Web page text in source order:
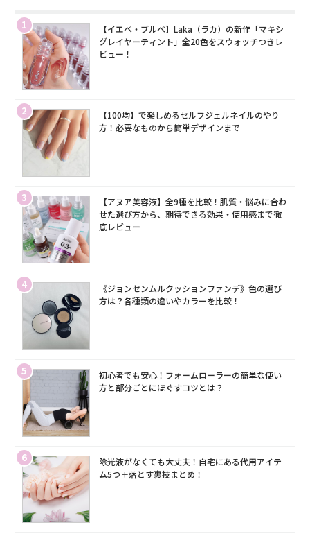
1
【イエベ・ブルベ】Laka（ラカ）の新作「マキシ
グレイヤーティント」全20色をスウォッチつきレ
ビュー！
2
【100均】で楽しめるセルフジェルネイルのやり
方！必要なものから簡単デザインまで
3
【アヌア美容液】全9種を比較！肌質・悩みに合わ
せた選び方から、期待できる効果・使用感まで徹
底レビュー
4
《ジョンセンムルクッションファンデ》色の選び
方は？各種類の違いやカラーを比較！
5
初心者でも安心！フォームローラーの簡単な使い
方と部分ごとにほぐすコツとは？
6
除光液がなくても大丈夫！自宅にある代用アイテ
ム5つ＋落とす裏技まとめ！